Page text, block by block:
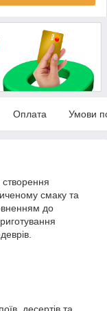
Оплата Умови
смаку та
до